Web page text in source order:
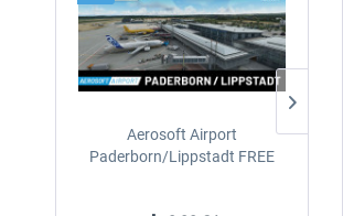
Aerosoft Airport
Paderborn/Lippstadt FREE